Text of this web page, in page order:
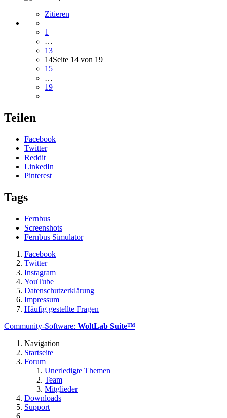
Zitieren
1
…
13
14Seite 14 von 19
15
…
19
Teilen
Facebook
Twitter
Reddit
LinkedIn
Pinterest
Tags
Fernbus
Screenshots
Fernbus Simulator
Facebook
Twitter
Instagram
YouTube
Datenschutzerklärung
Impressum
Häufig gestellte Fragen
Community-Software: WoltLab Suite™
Navigation
Startseite
Forum
Unerledigte Themen
Team
Mitglieder
Downloads
Support